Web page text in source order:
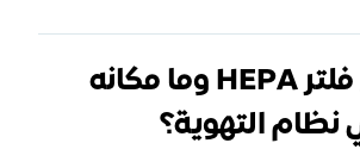
متى تحتاج فلتر HEPA وما مكانه
التهوية؟